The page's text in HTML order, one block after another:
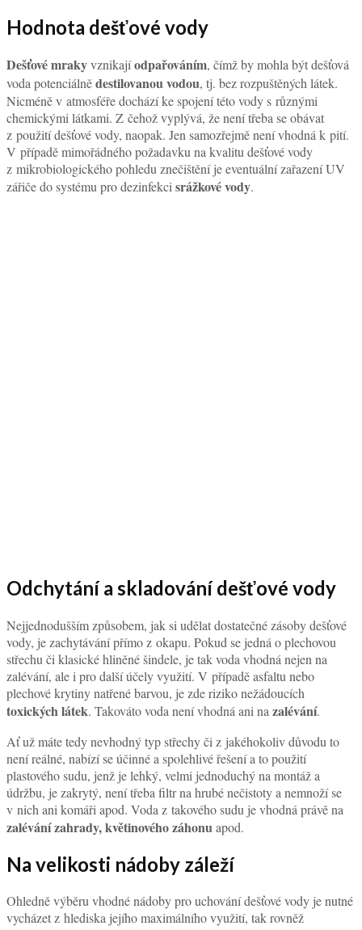
Hodnota dešťové vody
Dešťové mrakyvznikajíodpařováním, čímž by mohla být dešťová
voda potenciálnědestilovanou vodou, tj. bez rozpuštěných látek.
Nicméně v atmosféře dochází ke spojení této vody s různými
chemickými látkami. Z čehož vyplývá, že není třeba se obávat
z použití dešťové vody, naopak. Jen samozřejmě není vhodná k pití.
V případě mimořádného požadavku na kvalitu dešťové vody
z mikrobiologického pohledu znečištění je eventuální zařazení UV
zářiče do systému pro dezinfekcisrážkové vody.
Odchytání a skladování dešťové vody
Nejjednodušším způsobem, jak si udělat dostatečné zásoby dešťové
vody, je zachytávání přímo z okapu. Pokud se jedná o plechovou
střechu či klasické hliněné šindele, je tak voda vhodná nejen na
zalévání, ale i pro další účely využití. V případě asfaltu nebo
plechové krytiny natřené barvou, je zde riziko nežádoucích
toxických látek. Takováto voda není vhodná ani na zalévání.
Ať už máte tedy nevhodný typ střechy či z jakéhokoliv důvodu to
není reálné, nabízí se účinné a spolehlivé řešení a to použití
plastového sudu, jenž je lehký, velmi jednoduchý na montáž a
údržbu, je zakrytý, není třeba filtr na hrubé nečistoty a nemnoží se
v nich ani komáři apod. Voda z takového sudu je vhodná právě na
zalévání zahrady, květinového záhonuapod.
Na velikosti nádoby záleží
Ohledně výběru vhodné nádoby pro uchování dešťové vody je nutné
vycházet z hlediska jejího maximálního využití, tak rovněž